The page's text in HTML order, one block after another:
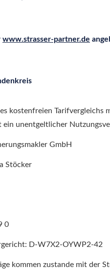
www.strasser-partner.de
kostenfreien Tarifvergleichs
ein unentgeltlicher
GmbH
Stöcker
0
D-W7X2-OYWP2-42
zustande mit der